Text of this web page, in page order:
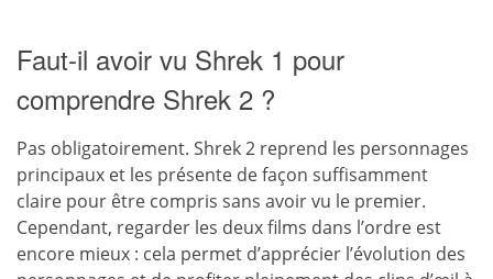
Faut-il avoir vu Shrek 1 pour
comprendre Shrek 2 ?
Pas obligatoirement. Shrek 2 reprend les personnages
principaux et les présente de façon suffisamment
claire pour être compris sans avoir vu le premier.
Cependant, regarder les deux films dans l’ordre est
encore mieux : cela permet d’apprécier l’évolution des